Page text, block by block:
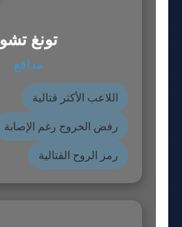
تونغ تشو
مدافع
اللاعب الأكثر قتالية
رفض الخروج رغم الإصابة
رمز الروح القتالية